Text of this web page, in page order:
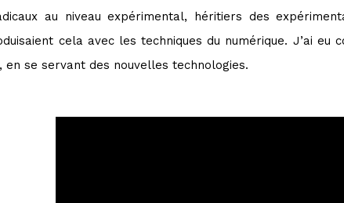
au niveau expérimental, héritiers des
cela avec les techniques du numérique. J’ai eu
en se servant des nouvelles technologies.